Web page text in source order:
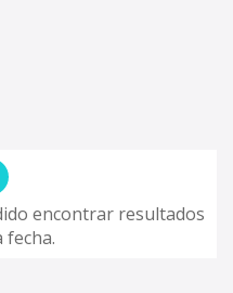
encontrar resultados
fecha.